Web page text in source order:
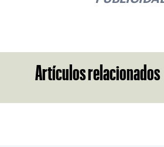
Artículos relacionados